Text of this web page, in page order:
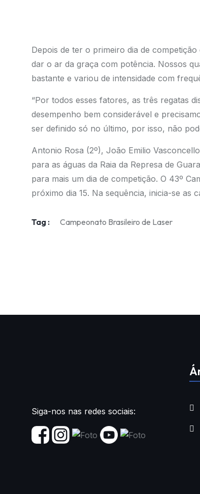
Depois de ter o primeiro dia de
dar o ar da graça com potência. Nossos
bastante e variou de intensidade com
“Por todos esses fatores, as três regatas
desempenho bem considerável e
ser definido só no último, por isso, não
Antonio Rosa (2º), João Emilio
para as águas da Raia da Represa de
para mais um dia de competição. O 43º
próximo dia 15. Na sequência, inicia-se as
Tag : Campeonato Brasileiro de Laser
Siga-nos nas redes sociais: